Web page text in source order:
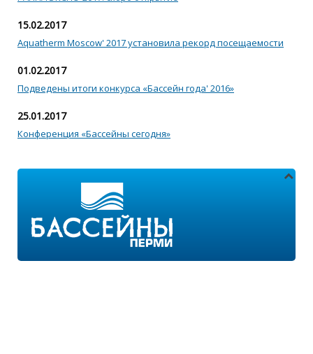
15.02.2017
Aquatherm Moscow' 2017 установила рекорд посещаемости
01.02.2017
Подведены итоги конкурса «Бассейн года' 2016»
25.01.2017
Конференция «Бассейны сегодня»